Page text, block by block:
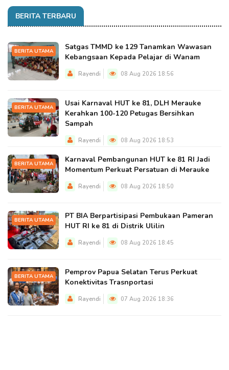
BERITA TERBARU
BERITA UTAMA
Satgas TMMD ke 129 Tanamkan Wawasan
Kebangsaan Kepada Pelajar di Wanam
Rayendi 08 Aug 2026 18:56
BERITA UTAMA
Usai Karnaval HUT ke 81, DLH Merauke
Kerahkan 100-120 Petugas Bersihkan
Sampah
Rayendi 08 Aug 2026 18:53
BERITA UTAMA
Karnaval Pembangunan HUT ke 81 RI Jadi
Momentum Perkuat Persatuan di Merauke
Rayendi 08 Aug 2026 18:50
BERITA UTAMA
PT BIA Berpartisipasi Pembukaan Pameran
HUT RI ke 81 di Distrik Ulilin
Rayendi 08 Aug 2026 18:45
BERITA UTAMA
Pemprov Papua Selatan Terus Perkuat
Konektivitas Trasnportasi
Rayendi 07 Aug 2026 18:36